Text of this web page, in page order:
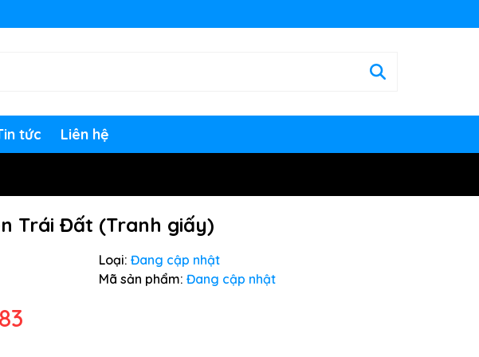
tức Liên hệ
Trái Đất (Tranh giấy)
Loại: Đang cập nhật
Mã sản phẩm: Đang cập nhật